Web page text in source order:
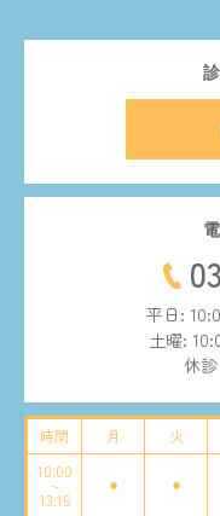
平日:
土曜:
休
時間 月 火
10:00
~
13:15
⚫︎ ⚫︎